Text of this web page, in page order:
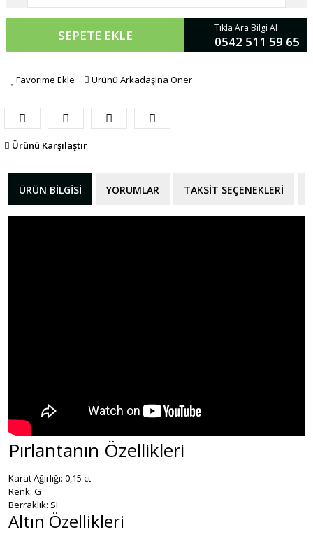
SEPETE EKLE Tıkla Ara Bilgi Al
0542 511 59 65
Favorime Ekle Ürünü Arkadaşına Öner
Ürünü Karşılaştır
ÜRÜN BILGISI YORUMLAR TAKSIT SEÇENEKLERI
Pırlantanın Özellikleri
Karat Ağırlığı: 0,15 ct
Renk: G
Berraklık: SI
Altın Özellikleri